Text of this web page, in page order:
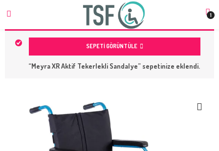
1
SEPETI GÖRÜNTÜLE
“Meyra XR Aktif Tekerlekli Sandalye” sepetinize eklendi.